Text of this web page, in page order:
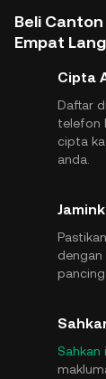
Beli
Empat
Cipta
Daftar
telefon
cipta
anda.
dengan